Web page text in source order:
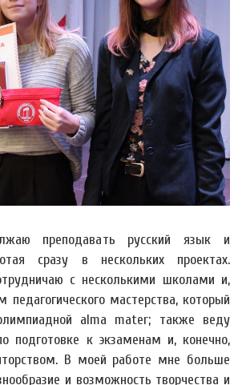
преподавать русский язык и
сразу в нескольких проектах.
с несколькими школами и,
педагогического мастерства, который
alma mater; также веду
подготовке к экзаменам и, конечно,
В моей работе мне больше
и возможность творчества и